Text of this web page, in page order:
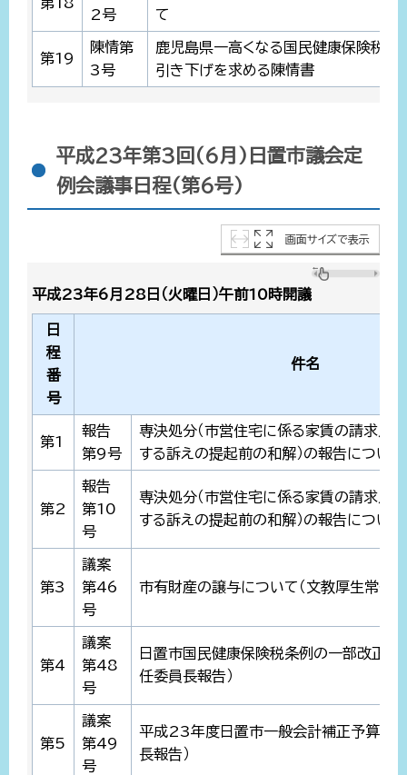
2号
て
第19
陳情第
3号
鹿児島県一高くなる国民健康保険税の
引き下げを求める陳情書
平成23年第3回(6月)日置市議会定
例会議事日程(第6号)
画面サイズで表示
平成23年6月28日（火曜日）午前10時開議
日
程
番
号
件名
第1
報告
第9号
専決処分（市営住宅に係る家賃の請求及
する訴えの提起前の和解）の報告について
第2
報告
第10
号
専決処分（市営住宅に係る家賃の請求及
する訴えの提起前の和解）の報告について
第3
議案
第46
号
市有財産の譲与について（文教厚生常任
第4
議案
第48
号
日置市国民健康保険税条例の一部改正に
任委員長報告）
第5
議案
第49
号
平成23年度日置市一般会計補正予算（第
長報告）